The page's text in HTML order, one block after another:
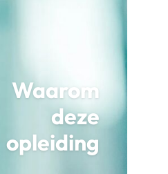
Waarom
deze
opleiding